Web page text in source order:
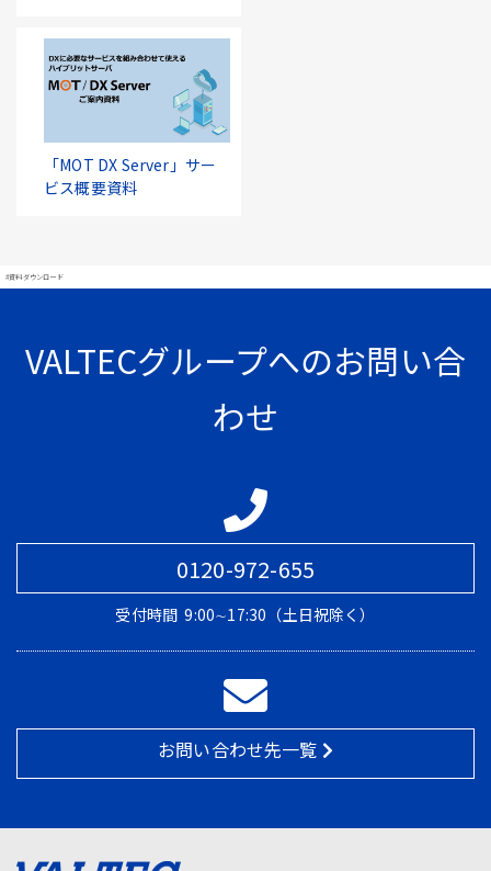
「MOT DX Server」サー
ビス概要資料
#資料ダウンロード
VALTECグループへのお問い合
わせ
0120-972-655
受付時間 9:00∼17:30（土日祝除く）
お問い合わせ先一覧